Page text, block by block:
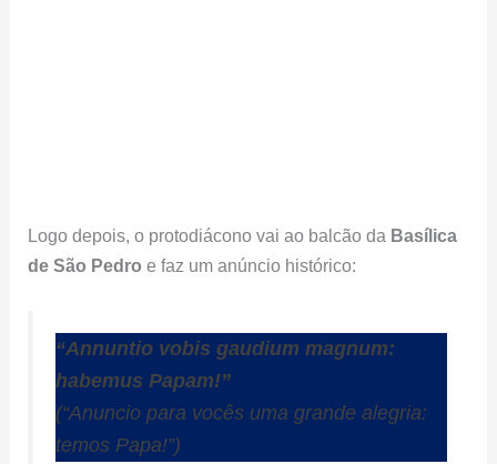
Logo depois, o protodiácono vai ao balcão da Basílica
de São Pedro e faz um anúncio histórico:
“Annuntio vobis gaudium magnum:
habemus Papam!”
(“Anuncio para vocês uma grande alegria:
temos Papa!”)